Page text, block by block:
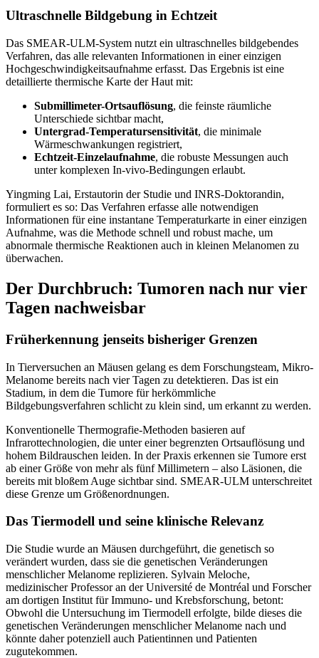
Ultraschnelle Bildgebung in Echtzeit
Das SMEAR-ULM-System nutzt ein ultraschnelles bildgebendes
Verfahren, das alle relevanten Informationen in einer einzigen
Hochgeschwindigkeitsaufnahme erfasst. Das Ergebnis ist eine
detaillierte thermische Karte der Haut mit:
Submillimeter-Ortsauflösung, die feinste räumliche
Unterschiede sichtbar macht,
Untergrad-Temperatursensitivität, die minimale
Wärmeschwankungen registriert,
Echtzeit-Einzelaufnahme, die robuste Messungen auch
unter komplexen In-vivo-Bedingungen erlaubt.
Yingming Lai, Erstautorin der Studie und INRS-Doktorandin,
formuliert es so: Das Verfahren erfasse alle notwendigen
Informationen für eine instantane Temperaturkarte in einer einzigen
Aufnahme, was die Methode schnell und robust mache, um
abnormale thermische Reaktionen auch in kleinen Melanomen zu
überwachen.
Der Durchbruch: Tumoren nach nur vier
Tagen nachweisbar
Früherkennung jenseits bisheriger Grenzen
In Tierversuchen an Mäusen gelang es dem Forschungsteam, Mikro-
Melanome bereits nach vier Tagen zu detektieren. Das ist ein
Stadium, in dem die Tumore für herkömmliche
Bildgebungsverfahren schlicht zu klein sind, um erkannt zu werden.
Konventionelle Thermografie-Methoden basieren auf
Infrarottechnologien, die unter einer begrenzten Ortsauflösung und
hohem Bildrauschen leiden. In der Praxis erkennen sie Tumore erst
ab einer Größe von mehr als fünf Millimetern – also Läsionen, die
bereits mit bloßem Auge sichtbar sind. SMEAR-ULM unterschreitet
diese Grenze um Größenordnungen.
Das Tiermodell und seine klinische Relevanz
Die Studie wurde an Mäusen durchgeführt, die genetisch so
verändert wurden, dass sie die genetischen Veränderungen
menschlicher Melanome replizieren. Sylvain Meloche,
medizinischer Professor an der Université de Montréal und Forscher
am dortigen Institut für Immuno- und Krebsforschung, betont:
Obwohl die Untersuchung im Tiermodell erfolgte, bilde dieses die
genetischen Veränderungen menschlicher Melanome nach und
könnte daher potenziell auch Patientinnen und Patienten
zugutekommen.